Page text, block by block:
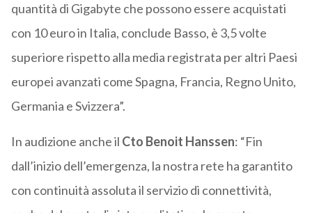
quantità di Gigabyte che possono essere acquistati
con 10 euro in Italia, conclude Basso, è 3,5 volte
superiore rispetto alla media registrata per altri Paesi
europei avanzati come Spagna, Francia, Regno Unito,
Germania e Svizzera”.
In audizione anche il Cto Benoit Hanssen: “Fin
dall’inizio dell’emergenza, la nostra rete ha garantito
con continuità assoluta il servizio di connettività,